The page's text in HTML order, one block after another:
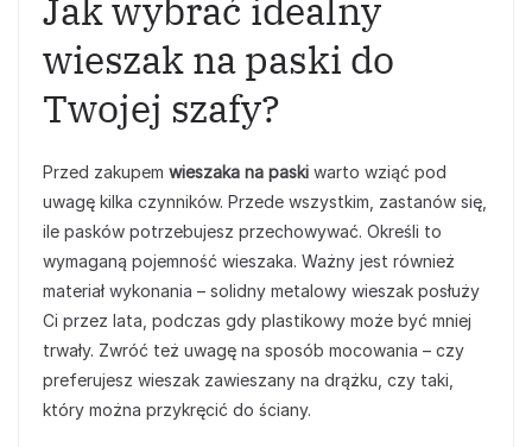
Jak wybrać idealny
wieszak na paski do
Twojej szafy?
Przed zakupem wieszaka na paski warto wziąć pod
uwagę kilka czynników. Przede wszystkim, zastanów się,
ile pasków potrzebujesz przechowywać. Określi to
wymaganą pojemność wieszaka. Ważny jest również
materiał wykonania – solidny metalowy wieszak posłuży
Ci przez lata, podczas gdy plastikowy może być mniej
trwały. Zwróć też uwagę na sposób mocowania – czy
preferujesz wieszak zawieszany na drążku, czy taki,
który można przykręcić do ściany.